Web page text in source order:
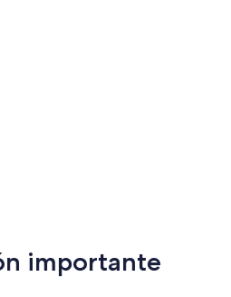
importante